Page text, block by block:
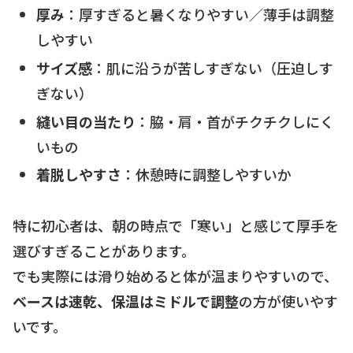
厚み ：厚すぎると暑くなりやすい／薄手は調整
しやすい
サイズ感：肌に沿うが苦しすぎない（圧迫しす
ぎない）
縫い目の当たり ：脇・肩・首がチクチクしにく
いもの
着脱しやすさ ：休憩時に調整しやすいか
特に初心者は、朝の時点で「寒い」と感じて厚手を
選びすぎることがあります。
でも実際には滑り始めると体が温まりやすいので、
ベースは速乾、保温はミドルで調整の方が使いやす
いです。